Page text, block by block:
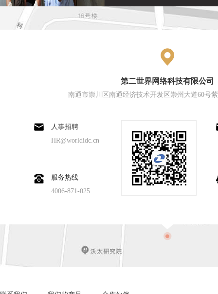
第二世界网络科技有限公司
南通市崇川区南通经济技术开发区崇州大道60号
人事招聘
HR@worldidc.cn
服务热线
4006-871-025